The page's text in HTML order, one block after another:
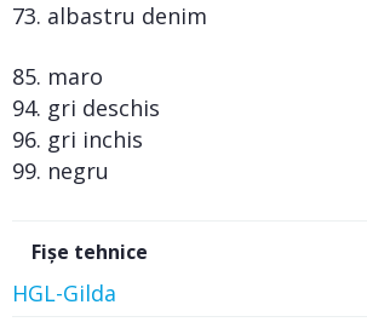
73. albastru denim
85. maro
94. gri deschis
96. gri inchis
99. negru
Fișe tehnice
HGL-Gilda